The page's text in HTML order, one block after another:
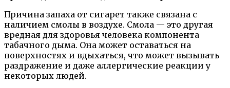
Причина запаха от сигарет также связана с
наличием смолы в воздухе. Смола — это другая
вредная для здоровья человека компонента
табачного дыма. Она может оставаться на
поверхностях и вдыхаться, что может вызывать
раздражение и даже аллергические реакции у
некоторых людей.